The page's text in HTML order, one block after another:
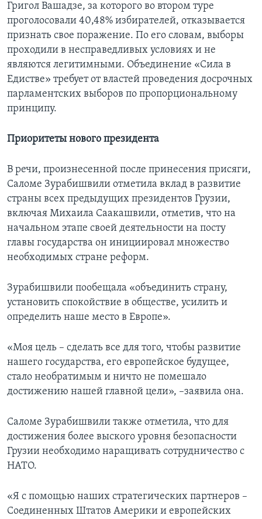
Григол Вашадзе, за которого во втором туре
проголосовали 40,48% избирателей, отказывается
признать свое поражение. По его словам, выборы
проходили в несправедливых условиях и не
являются легитимными. Объединение «Сила в
Едистве» требует от властей проведения досрочных
парламентских выборов по пропорциональному
принципу.
Приоритеты нового президента
В речи, произнесенной после принесения присяги,
Саломе Зурабишвили отметила вклад в развитие
страны всех предыдущих президентов Грузии,
включая Михаила Саакашвили, отметив, что на
начальном этапе своей деятельности на посту
главы государства он инициировал множество
необходимых стране реформ.
Зурабишвили пообещала «объединить страну,
установить спокойствие в обществе, усилить и
определить наше место в Европе».
«Моя цель – сделать все для того, чтобы развитие
нашего государства, его европейское будущее,
стало необратимым и ничто не помешало
достижению нашей главной цели», –заявила она.
Саломе Зурабишвили также отметила, что для
достижения более выского уровня безопасности
Грузии необходимо наращивать сотрудничество с
НАТО.
«Я с помощью наших стратегических партнеров –
Соединенных Штатов Америки и европейских